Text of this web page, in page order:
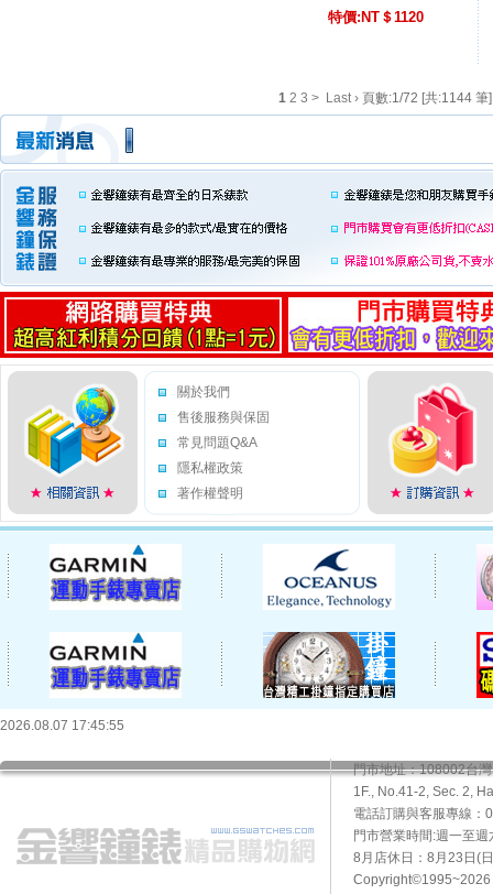
特價:NT＄1120
1 2 3 > Last › 頁數:1/72 [共:1144 筆
關於我們
售後服務與保固
常見問題Q&A
隱私權政策
著作權聲明
2026.08.07 17:45:55
門市地址：108002台
1F., No.41-2, Sec. 2,
電話訂購與客服專線
門市營業時間:週一至
8月店休日：8月23日(
Copyright©1995~2026